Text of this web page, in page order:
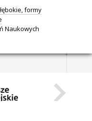
formy
Naukowych